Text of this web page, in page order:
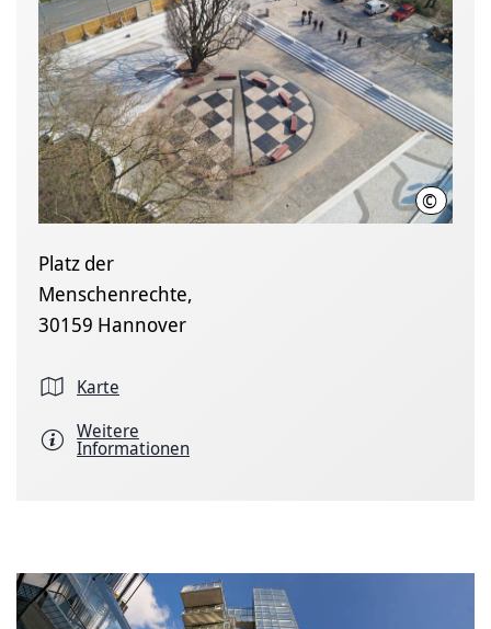
© LHH
Platz der
Menschenrechte,
30159 Hannover
Karte
Weitere
Informationen